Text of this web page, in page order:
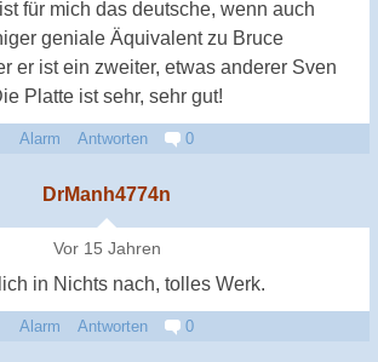
für mich das deutsche, wenn auch
geniale Äquivalent zu Bruce
er ist ein zweiter, etwas anderer Sven
Platte ist sehr, sehr gut!
Alarm Antworten 0
DrManh4774n
Vor 15 Jahren
in Nichts nach, tolles Werk.
Alarm Antworten 0